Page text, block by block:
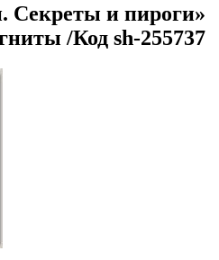
Секреты и пироги»
/Код sh-255737